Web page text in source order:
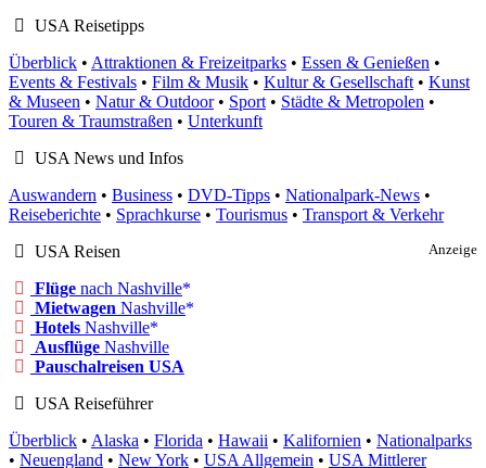
USA Reisetipps
Überblick • Attraktionen & Freizeitparks • Essen & Genießen •
Events & Festivals • Film & Musik • Kultur & Gesellschaft • Kunst
& Museen • Natur & Outdoor• Sport • Städte & Metropolen •
Touren & Traumstraßen • Unterkunft
USA News und Infos
Auswandern • Business • DVD-Tipps • Nationalpark-News •
Reiseberichte • Sprachkurse • Tourismus • Transport & Verkehr
Anzeige
USA Reisen
Flüge nach Nashville
Mietwagen Nashville
Hotels Nashville
Ausflüge Nashville
Pauschalreisen USA
USA Reiseführer
Überblick • Alaska • Florida • Hawaii • Kalifornien • Nationalparks
• Neuengland • New York • USA Allgemein • USA Mittlerer